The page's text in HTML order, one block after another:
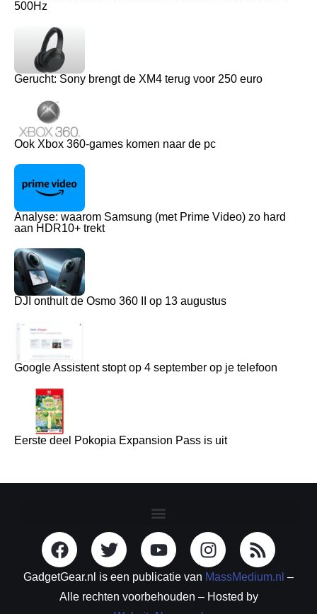
500Hz
Gerucht: Sony brengt de XM4 terug voor 250 euro
Ook Xbox 360-games komen naar de pc
Analyse: waarom Samsung (met Prime Video) zo hard
aan HDR10+ trekt
DJI onthult de Osmo 360 II op 13 augustus
Google Assistent stopt op 4 september op je telefoon
Eerste deel Pokopia Expansion Pass is uit
GadgetGear.nl is een publicatie van MassMedium.nl –
Alle rechten voorbehouden – Hosted by